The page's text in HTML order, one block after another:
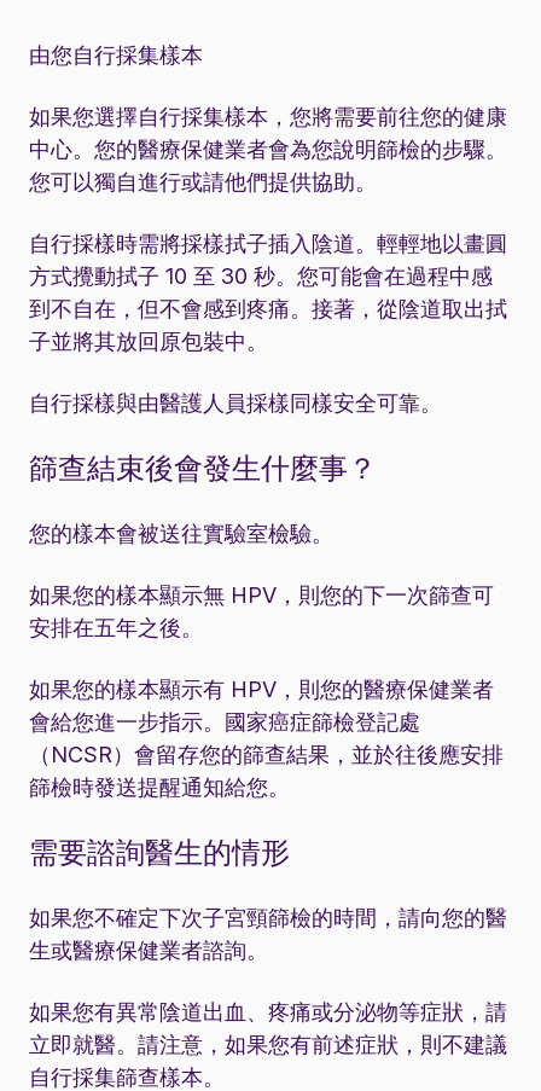
由您自行採集樣本
如果您選擇自行採集樣本，您將需要前往您的健康
中心。您的醫療保健業者會為您說明篩檢的步驟。
您可以獨自進行或請他們提供協助。
自行採樣時需將採樣拭子插入陰道。輕輕地以畫圓
方式攪動拭子 10 至 30 秒。您可能會在過程中感
到不自在，但不會感到疼痛。接著，從陰道取出拭
子並將其放回原包裝中。
自行採樣與由醫護人員採樣同樣安全可靠。
篩查結束後會發生什麼事？
您的樣本會被送往實驗室檢驗。
如果您的樣本顯示無 HPV，則您的下一次篩查可
安排在五年之後。
如果您的樣本顯示有 HPV，則您的醫療保健業者
會給您進一步指示。國家癌症篩檢登記處
（NCSR）會留存您的篩查結果，並於往後應安排
篩檢時發送提醒通知給您。
需要諮詢醫生的情形
如果您不確定下次子宮頸篩檢的時間，請向您的醫
生或醫療保健業者諮詢。
如果您有異常陰道出血、疼痛或分泌物等症狀，請
立即就醫。請注意，如果您有前述症狀，則不建議
自行採集篩查樣本。